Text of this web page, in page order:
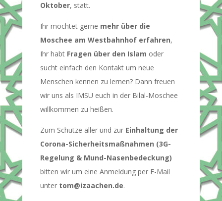
Oktober, statt.
Ihr möchtet gerne mehr über die
Moschee am Westbahnhof erfahren,
Ihr habt Fragen über den Islam oder
sucht einfach den Kontakt um neue
Menschen kennen zu lernen? Dann freuen
wir uns als IMSU euch in der Bilal-Moschee
willkommen zu heißen.
Zum Schutze aller und zur Einhaltung der
Corona-Sicherheitsmaßnahmen (3G-
Regelung & Mund-Nasenbedeckung)
bitten wir um eine Anmeldung per E-Mail
unter tom@izaachen.de.